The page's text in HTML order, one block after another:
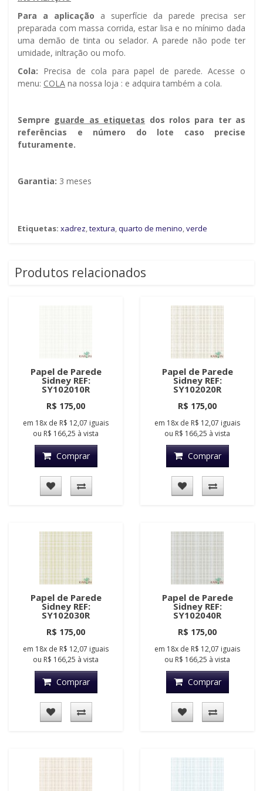
Para a aplicação a superfície da parede precisa ser
preparada com massa corrida, estar lisa e no mínimo dada
uma demão de tinta ou selador. A parede não pode ter
umidade, infiltração ou mofo.
Cola: Precisa de cola para papel de parede. Acesse o
menu: COLA na nossa loja : e adquira também a cola.
Sempre guarde as etiquetas dos rolos para ter as
referências e número do lote caso precise
futuramente.
Garantia: 3 meses
Etiquetas: xadrez,textura,quarto de menino,verde
Produtos relacionados
Papel de Parede
Sidney REF:
SY102010R
R$ 175,00
em 18x de R$ 12,07 iguais
ou R$ 166,25 à vista
Comprar
Papel de Parede
Sidney REF:
SY102020R
R$ 175,00
em 18x de R$ 12,07 iguais
ou R$ 166,25 à vista
Comprar
Papel de Parede
Sidney REF:
SY102030R
R$ 175,00
em 18x de R$ 12,07 iguais
ou R$ 166,25 à vista
Comprar
Papel de Parede
Sidney REF:
SY102040R
R$ 175,00
em 18x de R$ 12,07 iguais
ou R$ 166,25 à vista
Comprar